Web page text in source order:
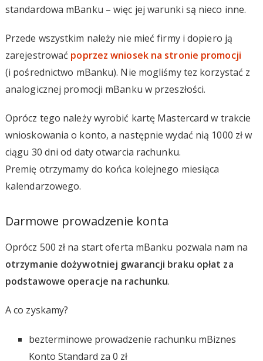
standardowa mBanku – więc jej warunki są nieco inne.
Przede wszystkim należy nie mieć firmy i dopiero ją
zarejestrować poprzez wniosek na stronie promocji
(i pośrednictwo mBanku). Nie mogliśmy tez korzystać z
analogicznej promocji mBanku w przeszłości.
Oprócz tego należy wyrobić kartę Mastercard w trakcie
wnioskowania o konto, a następnie wydać nią 1000 zł w
ciągu 30 dni od daty otwarcia rachunku.
Premię otrzymamy do końca kolejnego miesiąca
kalendarzowego.
Darmowe prowadzenie konta
Oprócz 500 zł na start oferta mBanku pozwala nam na
otrzymanie dożywotniej gwarancji braku opłat za
podstawowe operacje na rachunku.
A co zyskamy?
bezterminowe prowadzenie rachunku mBiznes
Konto Standard za 0 zł